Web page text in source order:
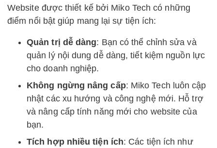
Website được thiết kế bởi Miko Tech có những
điểm nổi bật giúp mang lại sự tiện ích:
Quản trị dễ dàng: Bạn có thể chỉnh sửa và
quản lý nội dung dễ dàng, tiết kiệm nguồn lực
cho doanh nghiệp.
Không ngừng nâng cấp: Miko Tech luôn cập
nhật các xu hướng và công nghệ mới. Hỗ trợ
và nâng cấp tính năng mới cho website của
bạn.
Tích hợp nhiều tiện ích: Các tiện ích như